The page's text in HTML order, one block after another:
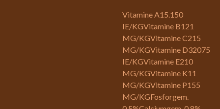
Vitamine A15.150
IE/KGVitamine B121
MG/KGVitamine C215
MG/KGVitamine D32075
IE/KGVitamine E210
MG/KGVitamine K11
MG/KGVitamine P155
MG/KGFosforgem.